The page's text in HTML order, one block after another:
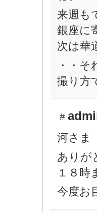
来週も
銀座に
次は華
・・
撮り方
#
河さま
ありが
１８時
今度お